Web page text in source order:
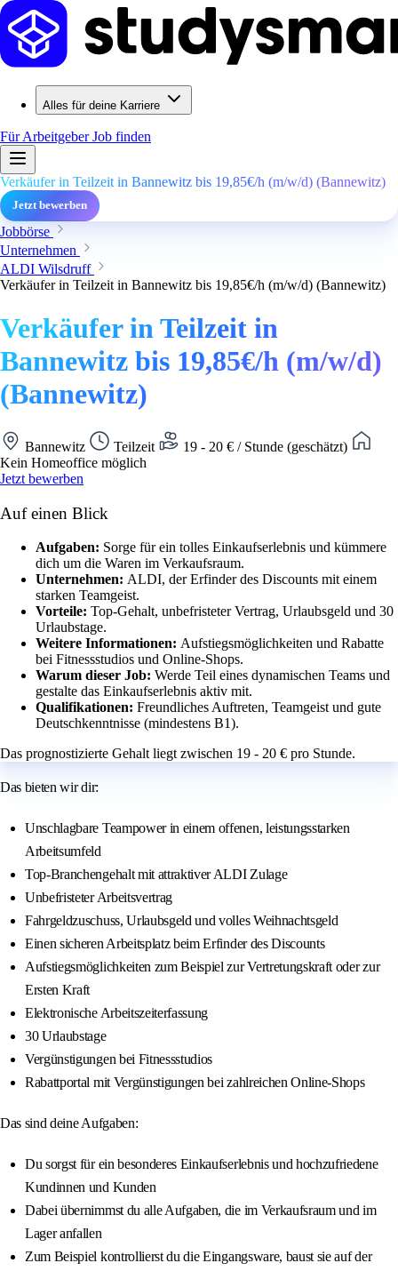
Alles für deine Karriere
Für ArbeitgeberJob finden
Verkäufer in Teilzeit in Bannewitz bis 19,85€/h (m/w/d) (Bannewitz)
Jetzt bewerben
Jobbörse
Unternehmen
ALDI Wilsdruff
Verkäufer in Teilzeit in Bannewitz bis 19,85€/h (m/w/d) (Bannewitz)
Verkäufer in Teilzeit in
Bannewitz bis 19,85€/h (m/w/d)
(Bannewitz)
Bannewitz Teilzeit
19 - 20 € / Stunde (geschätzt)
Kein Homeoffice möglich
Jetzt bewerben
Auf einen Blick
Aufgaben: Sorge für ein tolles Einkaufserlebnis und kümmere
dich um die Waren im Verkaufsraum.
Unternehmen: ALDI, der Erfinder des Discounts mit einem
starken Teamgeist.
Vorteile: Top-Gehalt, unbefristeter Vertrag, Urlaubsgeld und 30
Urlaubstage.
Weitere Informationen: Aufstiegsmöglichkeiten und Rabatte
bei Fitnessstudios und Online-Shops.
Warum dieser Job: Werde Teil eines dynamischen Teams und
gestalte das Einkaufserlebnis aktiv mit.
Qualifikationen: Freundliches Auftreten, Teamgeist und gute
Deutschkenntnisse (mindestens B1).
Das prognostizierte Gehalt liegt zwischen 19 - 20 € pro Stunde.
Das bieten wir dir:
Unschlagbare Teampower in einem offenen, leistungsstarken
Arbeitsumfeld
Top-Branchengehalt mit attraktiver ALDI Zulage
Unbefristeter Arbeitsvertrag
Fahrgeldzuschuss, Urlaubsgeld und volles Weihnachtsgeld
Einen sicheren Arbeitsplatz beim Erfinder des Discounts
Aufstiegsmöglichkeiten zum Beispiel zur Vertretungskraft oder zur
Ersten Kraft
Elektronische Arbeitszeiterfassung
30 Urlaubstage
Vergünstigungen bei Fitnessstudios
Rabattportal mit Vergünstigungen bei zahlreichen Online-Shops
Das sind deine Aufgaben:
Du sorgst für ein besonderes Einkaufserlebnis und hochzufriedene
Kundinnen und Kunden
Dabei übernimmst du alle Aufgaben, die im Verkaufsraum und im
Lager anfallen
Zum Beispiel kontrollierst du die Eingangsware, baust sie auf der